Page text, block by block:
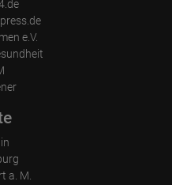
e.V.
a. M.